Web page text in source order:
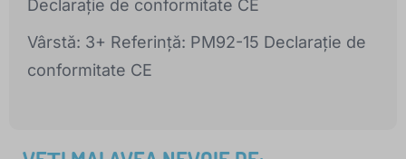
Declarație de conformitate CE
Vârstă: 3+ Referință: PM92-15 Declarație de
conformitate CE